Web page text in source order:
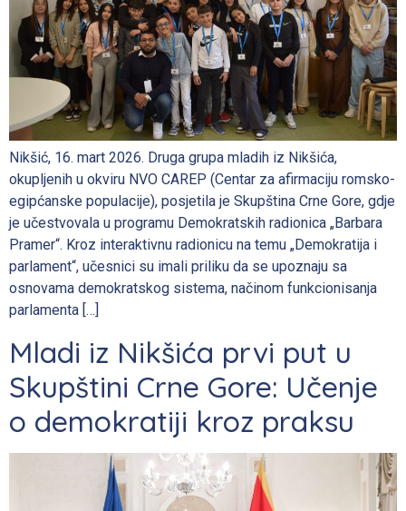
Nikšić, 16. mart 2026. Druga grupa mladih iz Nikšića,
okupljenih u okviru NVO CAREP (Centar za afirmaciju romsko-
egipćanske populacije), posjetila je Skupština Crne Gore, gdje
je učestvovala u programu Demokratskih radionica „Barbara
Pramer“. Kroz interaktivnu radionicu na temu „Demokratija i
parlament“, učesnici su imali priliku da se upoznaju sa
osnovama demokratskog sistema, načinom funkcionisanja
parlamenta […]
Mladi iz Nikšića prvi put u
Skupštini Crne Gore: Učenje
o demokratiji kroz praksu